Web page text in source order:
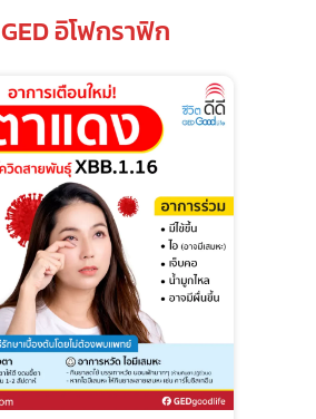
GED อิโฟกราฟิก